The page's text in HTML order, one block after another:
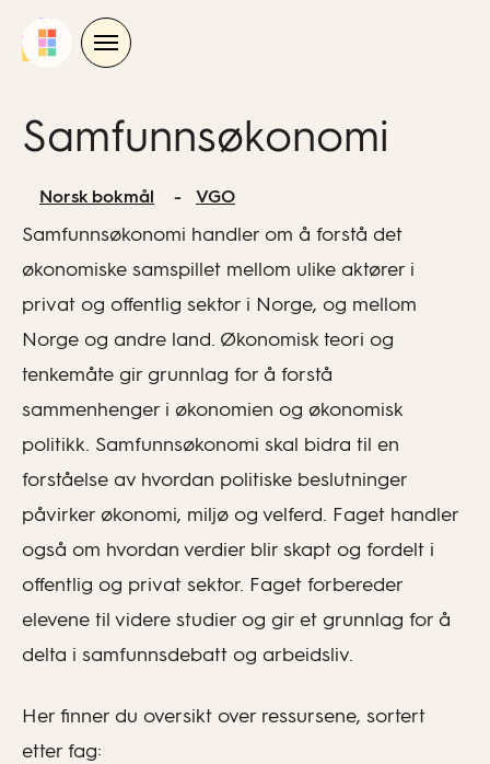
Samfunnsøkonomi
Norsk bokmål VGO
Samfunnsøkonomi handler om å forstå det
økonomiske samspillet mellom ulike aktører i
privat og offentlig sektor i Norge, og mellom
Norge og andre land. Økonomisk teori og
tenkemåte gir grunnlag for å forstå
sammenhenger i økonomien og økonomisk
politikk. Samfunnsøkonomi skal bidra til en
forståelse av hvordan politiske beslutninger
påvirker økonomi, miljø og velferd. Faget handler
også om hvordan verdier blir skapt og fordelt i
offentlig og privat sektor. Faget forbereder
elevene til videre studier og gir et grunnlag for å
delta i samfunnsdebatt og arbeidsliv.
Her finner du oversikt over ressursene, sortert
etter fag: